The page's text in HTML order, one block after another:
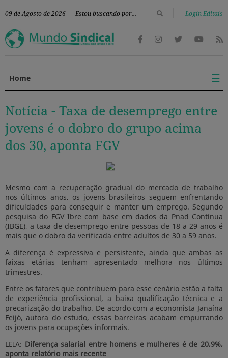
09 de Agosto de 2026 Login Editais
Home ☰
Notícia - Taxa de desemprego entre
jovens é o dobro do grupo acima
dos 30, aponta FGV
Mesmo com a recuperação gradual do mercado de trabalho
nos últimos anos, os jovens brasileiros seguem enfrentando
dificuldades para conseguir e manter um emprego. Segundo
pesquisa do FGV Ibre com base em dados da Pnad Contínua
(IBGE), a taxa de desemprego entre pessoas de 18 a 29 anos é
mais que o dobro da verificada entre adultos de 30 a 59 anos.
A diferença é expressiva e persistente, ainda que ambas as
faixas etárias tenham apresentado melhora nos últimos
trimestres.
Entre os fatores que contribuem para esse cenário estão a falta
de experiência profissional, a baixa qualificação técnica e a
precarização do trabalho. De acordo com a economista Janaína
Feijó, autora do estudo, essas barreiras acabam empurrando
os jovens para ocupações informais.
LEIA: Diferença salarial entre homens e mulheres é de 20,9%,
aponta relatório mais recente